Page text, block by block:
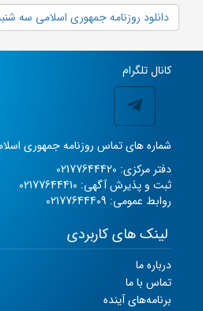
دانلود روزنامه جمهوری اسلامی سه شنبه 1404/11/14 شماره
کانال تلگرام
شماره های تماس روزنامه جمهوری
دفتر مرکزی: 02177644420
ثبت و پذیرش آگهی: 02177644410
روابط عمومی: 02177644409
لینک های کاربردی
درباره ما
تماس با ما
برنامه‌های آینده